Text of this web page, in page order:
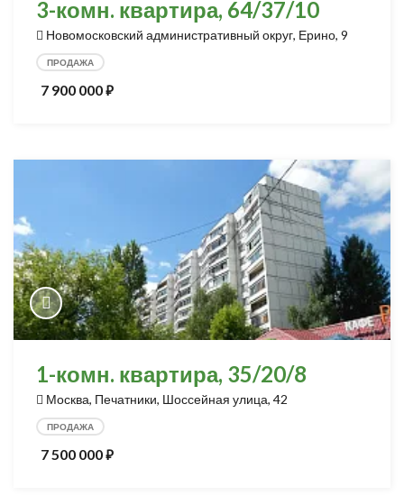
3-комн. квартира, 64/37/10
Новомосковский административный округ, Ерино, 9
ПРОДАЖА
7 900 000⃏
1-комн. квартира, 35/20/8
Москва, Печатники, Шоссейная улица, 42
ПРОДАЖА
7 500 000⃏